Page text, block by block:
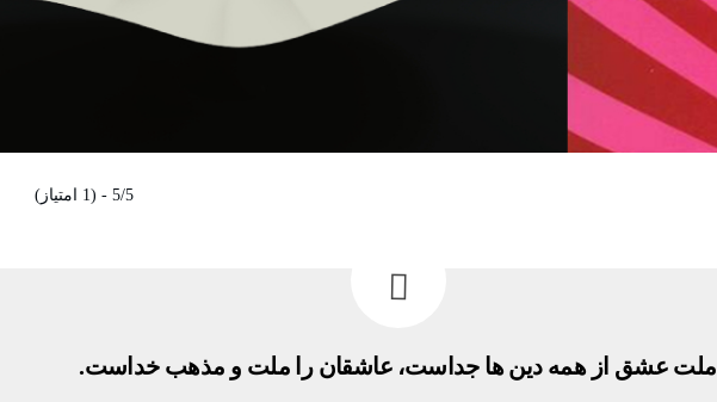
5/5 - (1 امتیاز)
ملت عشق از همه دین ها جداست، عاشقان را ملت و مذهب خداست.